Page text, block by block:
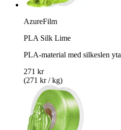
AzureFilm
PLA Silk Lime
PLA-material med silkeslen yta
271 kr
(271 kr / kg)